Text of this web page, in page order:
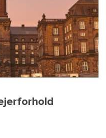
LUKKER FOR